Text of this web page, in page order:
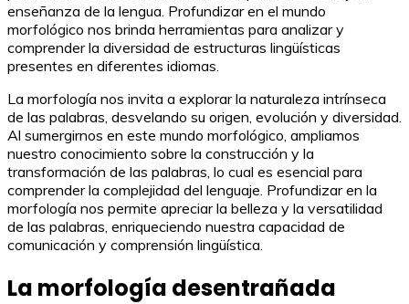
enseñanza de la lengua. Profundizar en el mundo
morfológico nos brinda herramientas para analizar y
comprender la diversidad de estructuras lingüísticas
presentes en diferentes idiomas.
La morfología nos invita a explorar la naturaleza intrínseca
de las palabras, desvelando su origen, evolución y diversidad.
Al sumergirnos en este mundo morfológico, ampliamos
nuestro conocimiento sobre la construcción y la
transformación de las palabras, lo cual es esencial para
comprender la complejidad del lenguaje. Profundizar en la
morfología nos permite apreciar la belleza y la versatilidad
de las palabras, enriqueciendo nuestra capacidad de
comunicación y comprensión lingüística.
La morfología desentrañada